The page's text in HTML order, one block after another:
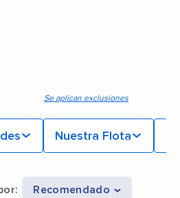
Se aplican exclusiones
Nuestra Flota
: Recomendado